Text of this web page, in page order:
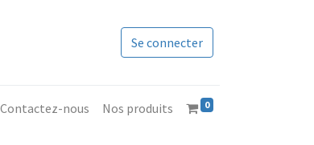
Se connecter
Contactez-nous Nos produits 0